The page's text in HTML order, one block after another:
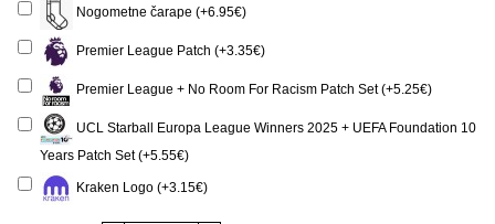
Nogometne čarape (+6.95€)
Premier League Patch (+3.35€)
Premier League + No Room For Racism Patch Set (+5.25€)
UCL Starball Europa League Winners 2025 + UEFA Foundation 10
Years Patch Set (+5.55€)
Kraken Logo (+3.15€)